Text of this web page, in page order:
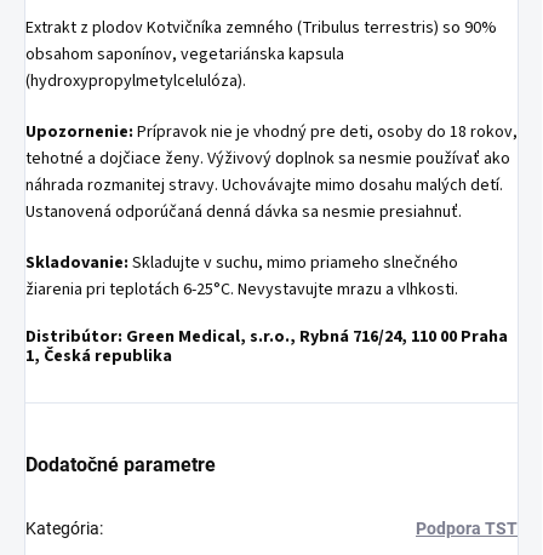
Extrakt z plodov Kotvičníka zemného (Tribulus terrestris) so 90%
obsahom saponínov, vegetariánska kapsula
(hydroxypropylmetylcelulóza).
Upozornenie: Prípravok nie je vhodný pre deti, osoby do 18 rokov,
tehotné a dojčiace ženy. Výživový doplnok sa nesmie používať ako
náhrada rozmanitej stravy. Uchovávajte mimo dosahu malých detí.
Ustanovená odporúčaná denná dávka sa nesmie presiahnuť.
Skladovanie: Skladujte v suchu, mimo priameho slnečného
žiarenia pri teplotách 6-25°C. Nevystavujte mrazu a vlhkosti.
Distribútor: Green Medical, s.r.o., Rybná 716/24, 110 00 Praha
1, Česká republika
Dodatočné parametre
Kategória: Podpora TST